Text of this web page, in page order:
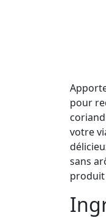
pour
votre
sans
produit